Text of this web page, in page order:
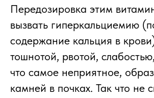
Передозировка этим
вызвать гиперкальциемию
содержание кальция в
тошнотой, рвотой,
что самое неприятное,
камней в почках. Так что не